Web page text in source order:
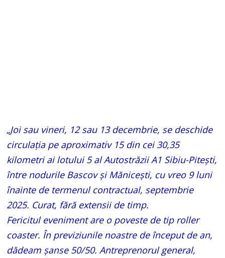
„Joi sau vineri, 12 sau 13 decembrie, se deschide
circulația pe aproximativ 15 din cei 30,35
kilometri ai lotului 5 al Autostrăzii A1 Sibiu-Pitești,
între nodurile Bascov și Mănicești, cu vreo 9 luni
înainte de termenul contractual, septembrie
2025. Curat, fără extensii de timp.
Fericitul eveniment are o poveste de tip roller
coaster. În previziunile noastre de început de an,
dădeam șanse 50/50. Antreprenorul general,